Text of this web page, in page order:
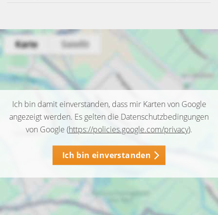
Ich bin damit einverstanden, dass mir Karten von Google
angezeigt werden. Es gelten die Datenschutzbedingungen
von Google (https://policies.google.com/privacy).
Ich bin einverstanden